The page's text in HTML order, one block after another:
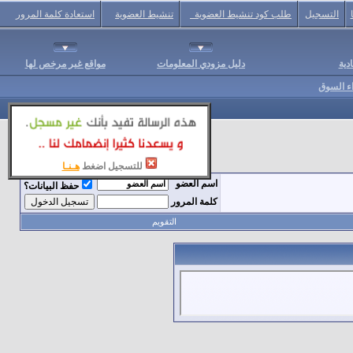
للتسجيل اضغط هـنـا
التسجيل طلب كود تنشيط العضوية تنشيط العضوية استعادة كلمة المرور
دليل مزودي المعلومات مواقع غير مرخص لها
السوق
اسم العضو
حفظ البيانات؟
كلمة المرور
التقويم